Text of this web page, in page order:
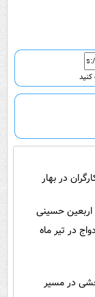
کارگران در بهار
اربعین حسینی
ازدواج در تیر ماه
در مسیر